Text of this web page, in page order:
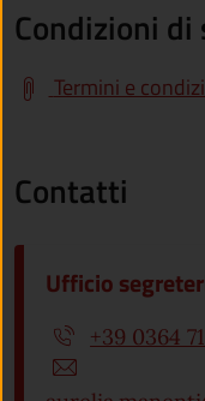
Condizioni di
Termini e
Contatti
Ufficio
+39 0364